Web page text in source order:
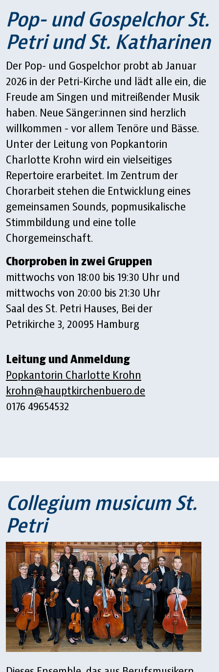
Pop- und Gospelchor St.
Petri und St. Katharinen
Der Pop- und Gospelchor probt ab Januar
2026 in der Petri-Kirche und lädt alle ein, die
Freude am Singen und mitreißender Musik
haben. Neue Sänger:innen sind herzlich
willkommen - vor allem Tenöre und Bässe.
Unter der Leitung von Popkantorin
Charlotte Krohn wird ein vielseitiges
Repertoire erarbeitet. Im Zentrum der
Chorarbeit stehen die Entwicklung eines
gemeinsamen Sounds, popmusikalische
Stimmbildung und eine tolle
Chorgemeinschaft.
Chorproben in zwei Gruppen
mittwochs von 18:00 bis 19:30 Uhr und
mittwochs von 20:00 bis 21:30 Uhr
Saal des St. Petri Hauses, Bei der
Petrikirche 3, 20095 Hamburg
Leitung und Anmeldung
Popkantorin Charlotte Krohn
krohn@hauptkirchenbuero.de
0176 49654532
Collegium musicum St.
Petri